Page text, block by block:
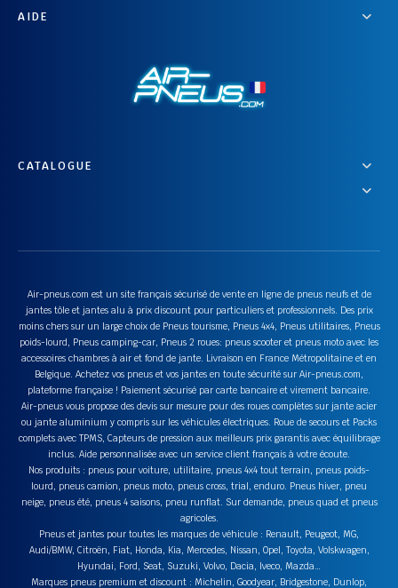
AIDE
CATALOGUE
Air-pneus.com est un site français sécurisé de vente en ligne de pneus neufs et de
jantes tôle et jantes alu à prix discount pour particuliers et professionnels. Des prix
moins chers sur un large choix de Pneus tourisme, Pneus 4x4, Pneus utilitaires, Pneus
poids-lourd, Pneus camping-car, Pneus 2 roues: pneus scooter et pneus moto avec les
accessoires chambres à air et fond de jante. Livraison en France Métropolitaine et en
Belgique. Achetez vos pneus et vos jantes en toute sécurité sur Air-pneus.com,
plateforme française ! Paiement sécurisé par carte bancaire et virement bancaire.
Air-pneus vous propose des devis sur mesure pour des roues complètes sur jante acier
ou jante aluminium y compris sur les véhicules électriques. Roue de secours et Packs
complets avec TPMS, Capteurs de pression aux meilleurs prix garantis avec équilibrage
inclus. Aide personnalisée avec un service client français à votre écoute.
Nos produits : pneus pour voiture, utilitaire, pneus 4x4 tout terrain, pneus poids-
lourd, pneus camion, pneus moto, pneus cross, trial, enduro. Pneus hiver, pneu
neige, pneus été, pneus 4 saisons, pneu runflat. Sur demande, pneus quad et pneus
agricoles.
Pneus et jantes pour toutes les marques de véhicule : Renault, Peugeot, MG,
Audi/BMW, Citroën, Fiat, Honda, Kia, Mercedes, Nissan, Opel, Toyota, Volskwagen,
Hyundai, Ford, Seat, Suzuki, Volvo, Dacia, Iveco, Mazda…
Marques pneus premium et discount : Michelin, Goodyear, Bridgestone, Dunlop,